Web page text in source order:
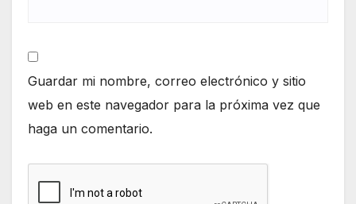
Guardar mi nombre, correo electrónico y sitio
web en este navegador para la próxima vez que
haga un comentario.